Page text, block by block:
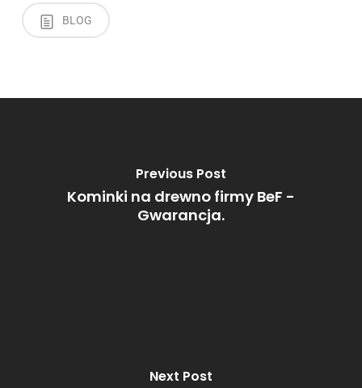
BLOG
Previous Post
Kominki na drewno firmy BeF -
Gwarancja.
Next Post